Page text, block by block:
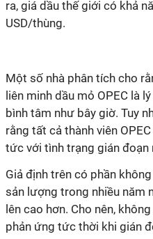
ra, giá dầu thế giới có khả
USD/thùng.
Một số nhà phân tích cho
liên minh dầu mỏ OPEC là
bình tâm như bây giờ. Tuy
rằng tất cả thành viên
tức với tình trạng gián đoạn
Giả định trên có phần
sản lượng trong nhiều năm
lên cao hơn. Cho nên,
phản ứng tức thời khi gián